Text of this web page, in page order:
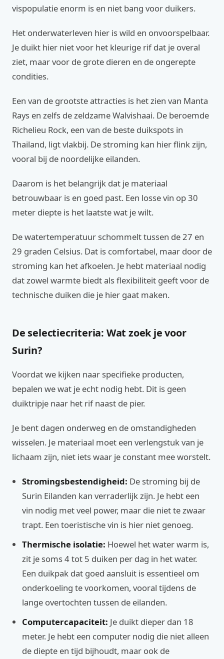
vispopulatie enorm is en niet bang voor duikers.
Het onderwaterleven hier is wild en onvoorspelbaar.
Je duikt hier niet voor het kleurige rif dat je overal
ziet, maar voor de grote dieren en de ongerepte
condities.
Een van de grootste attracties is het zien van Manta
Rays en zelfs de zeldzame Walvishaai. De beroemde
Richelieu Rock, een van de beste duikspots in
Thailand, ligt vlakbij. De stroming kan hier flink zijn,
vooral bij de noordelijke eilanden.
Daarom is het belangrijk dat je materiaal
betrouwbaar is en goed past. Een losse vin op 30
meter diepte is het laatste wat je wilt.
De watertemperatuur schommelt tussen de 27 en
29 graden Celsius. Dat is comfortabel, maar door de
stroming kan het afkoelen. Je hebt materiaal nodig
dat zowel warmte biedt als flexibiliteit geeft voor de
technische duiken die je hier gaat maken.
De selectiecriteria: Wat zoek je voor
Surin?
Voordat we kijken naar specifieke producten,
bepalen we wat je echt nodig hebt. Dit is geen
duiktripje naar het rif naast de pier.
Je bent dagen onderweg en de omstandigheden
wisselen. Je materiaal moet een verlengstuk van je
lichaam zijn, niet iets waar je constant mee worstelt.
Stromingsbestendigheid: De stroming bij de
Surin Eilanden kan verraderlijk zijn. Je hebt een
vin nodig met veel power, maar die niet te zwaar
trapt. Een toeristische vin is hier niet genoeg.
Thermische isolatie: Hoewel het water warm is,
zit je soms 4 tot 5 duiken per dag in het water.
Een duikpak dat goed aansluit is essentieel om
onderkoeling te voorkomen, vooral tijdens de
lange overtochten tussen de eilanden.
Computercapaciteit: Je duikt dieper dan 18
meter. Je hebt een computer nodig die niet alleen
de diepte en tijd bijhoudt, maar ook de